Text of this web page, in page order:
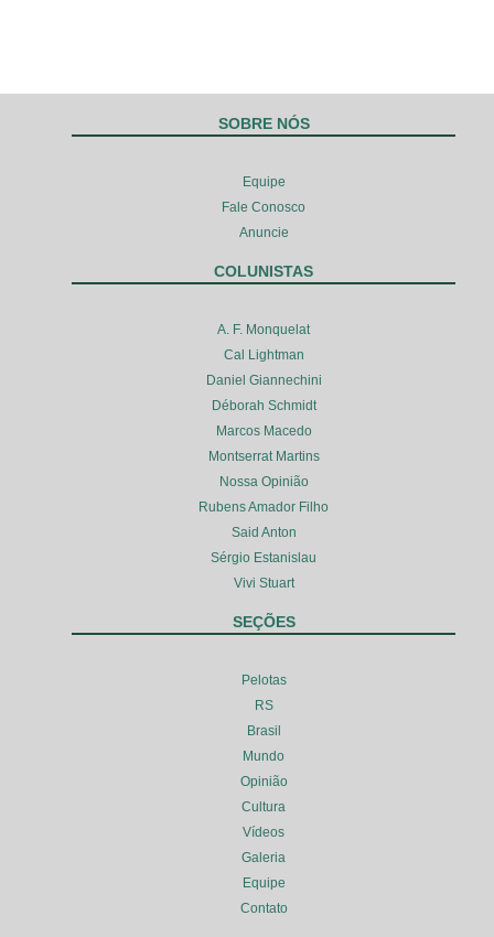
SOBRE NÓS
Equipe
Fale Conosco
Anuncie
COLUNISTAS
A. F. Monquelat
Cal Lightman
Daniel Giannechini
Déborah Schmidt
Marcos Macedo
Montserrat Martins
Nossa Opinião
Rubens Amador Filho
Said Anton
Sérgio Estanislau
Vivi Stuart
SEÇÕES
Pelotas
RS
Brasil
Mundo
Opinião
Cultura
Vídeos
Galeria
Equipe
Contato